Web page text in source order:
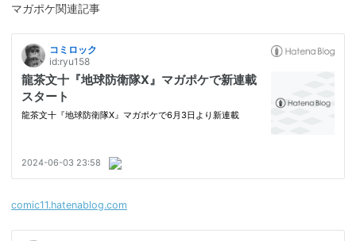
マガポケ関連記事
comic11.hatenablog.com